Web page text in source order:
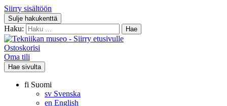
Siirry sisältöön
Sulje hakukenttä
Haku:
Ostoskorisi
Oma tili
Hae sivulta
fi Suomi
sv Svenska
en English